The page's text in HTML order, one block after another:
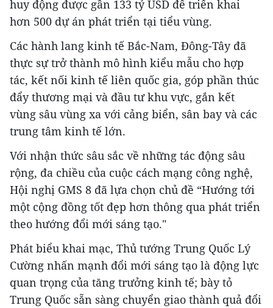
huy động được gần 133 tỷ USD để triển khai
hơn 500 dự án phát triển tại tiểu vùng.
Các hành lang kinh tế Bắc-Nam, Đông-Tây đã
thực sự trở thành mô hình kiểu mẫu cho hợp
tác, kết nối kinh tế liên quốc gia, góp phần thúc
đẩy thương mại và đầu tư khu vực, gắn kết
vùng sâu vùng xa với cảng biển, sân bay và các
trung tâm kinh tế lớn.
Với nhận thức sâu sắc về những tác động sâu
rộng, đa chiều của cuộc cách mạng công nghệ,
Hội nghị GMS 8 đã lựa chọn chủ đề “Hướng tới
một cộng đồng tốt đẹp hơn thông qua phát triển
theo hướng đổi mới sáng tạo."
Phát biểu khai mạc, Thủ tướng Trung Quốc Lý
Cường nhấn mạnh đổi mới sáng tạo là động lực
quan trọng của tăng trưởng kinh tế; bày tỏ
Trung Quốc sẵn sàng chuyển giao thành quả đổi